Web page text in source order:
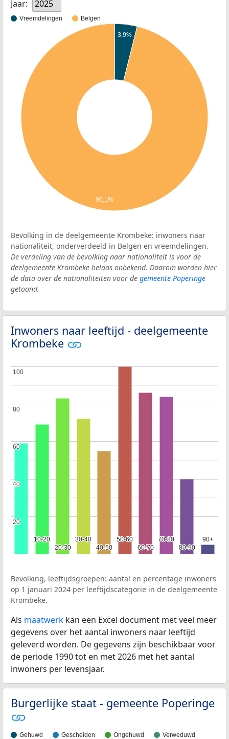
Jaar: 2025
Vreemdelingen Belgen
3,9%
96,1%
Bevolking in de deelgemeente Krombeke: inwoners naar
nationaliteit, onderverdeeld in Belgen en vreemdelingen.
De verdeling van de bevolking naar nationaliteit is voor de
deelgemeente Krombeke helaas onbekend. Daarom worden hier
de data over de nationaliteiten voor de gemeente Poperinge
getoond.
Inwoners naar leeftijd - deelgemeente
Krombeke
10-20
10-20
20-30
20-30
30-40
30-40
40-50
40-50
50-60
50-60
60-70
60-70
70-80
70-80
80-90
80-90
90+
90+
20
20
40
40
60
60
80
80
100
100
Bevolking, leeftijdsgroepen: aantal en percentage inwoners
op 1 januari 2024 per leeftijdscategorie in de deelgemeente
Krombeke.
Als maatwerk kan een Excel document met veel meer
gegevens over het aantal inwoners naar leeftijd
geleverd worden. De gegevens zijn beschikbaar voor
de periode 1990 tot en met 2026 met het aantal
inwoners per levensjaar.
Burgerlijke staat - gemeente Poperinge
Gehuwd Gescheiden Ongehuwd Verweduwd